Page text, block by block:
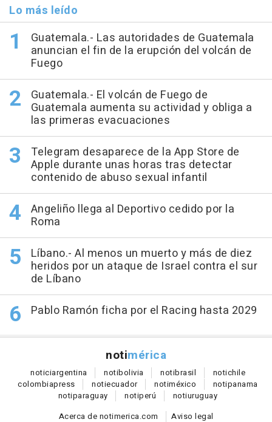
Lo más leído
Guatemala.- Las autoridades de Guatemala
anuncian el fin de la erupción del volcán de
Fuego
Guatemala.- El volcán de Fuego de
Guatemala aumenta su actividad y obliga a
las primeras evacuaciones
Telegram desaparece de la App Store de
Apple durante unas horas tras detectar
contenido de abuso sexual infantil
Angeliño llega al Deportivo cedido por la
Roma
Líbano.- Al menos un muerto y más de diez
heridos por un ataque de Israel contra el sur
de Líbano
Pablo Ramón ficha por el Racing hasta 2029
notimérica
noticiargentina notibolivia notibrasil notichile
colombiapress notiecuador notiméxico notipanama
notiparaguay notiperú notiuruguay
Acerca de notimerica.com
Aviso legal